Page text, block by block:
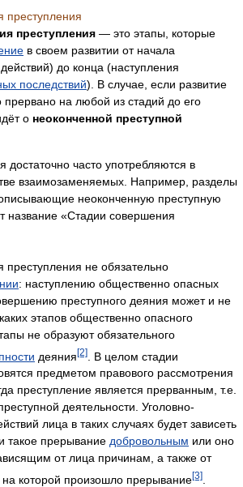
преступления
преступления — это этапы, которые
в своем развитии от начала
действий) до конца (наступления
последствий). В случае, если развитие
прервано на любой из стадий до его
о неоконченной преступной
достаточно часто употребляются в
взаимозаменяемых. Например, разделы
неоконченную преступную
название «Стадии совершения
не обязательно
: наступлению общественно опасных
преступного деяния может и не
этапов общественно опасного
не образуют обязательного
деяния[2]
. В целом стадии
предметом правового рассмотрения
преступление является прерванным, т.е.
деятельности. Уголовно-
лица в таких случаях будет зависеть
такое прерывание добровольным или оно
от лица причинам, а также от
на которой произошло прерывание[3]